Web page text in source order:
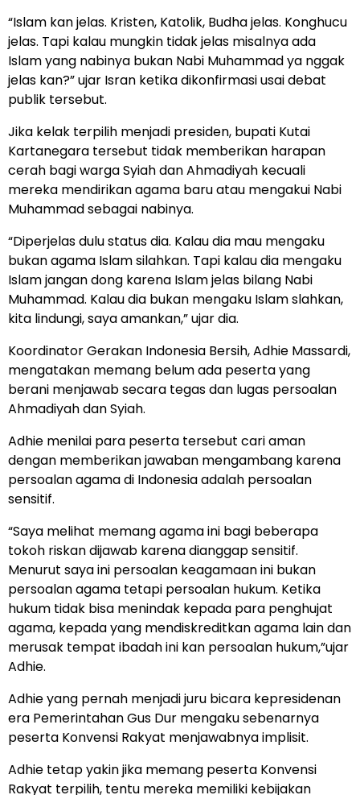
“Islam kan jelas. Kristen, Katolik, Budha jelas. Konghucu
jelas. Tapi kalau mungkin tidak jelas misalnya ada
Islam yang nabinya bukan Nabi Muhammad ya nggak
jelas kan?” ujar Isran ketika dikonfirmasi usai debat
publik tersebut.
Jika kelak terpilih menjadi presiden, bupati Kutai
Kartanegara tersebut tidak memberikan harapan
cerah bagi warga Syiah dan Ahmadiyah kecuali
mereka mendirikan agama baru atau mengakui Nabi
Muhammad sebagai nabinya.
“Diperjelas dulu status dia. Kalau dia mau mengaku
bukan agama Islam silahkan. Tapi kalau dia mengaku
Islam jangan dong karena Islam jelas bilang Nabi
Muhammad. Kalau dia bukan mengaku Islam slahkan,
kita lindungi, saya amankan,” ujar dia.
Koordinator Gerakan Indonesia Bersih, Adhie Massardi,
mengatakan memang belum ada peserta yang
berani menjawab secara tegas dan lugas persoalan
Ahmadiyah dan Syiah.
Adhie menilai para peserta tersebut cari aman
dengan memberikan jawaban mengambang karena
persoalan agama di Indonesia adalah persoalan
sensitif.
“Saya melihat memang agama ini bagi beberapa
tokoh riskan dijawab karena dianggap sensitif.
Menurut saya ini persoalan keagamaan ini bukan
persoalan agama tetapi persoalan hukum. Ketika
hukum tidak bisa menindak kepada para penghujat
agama, kepada yang mendiskreditkan agama lain dan
merusak tempat ibadah ini kan persoalan hukum,”ujar
Adhie.
Adhie yang pernah menjadi juru bicara kepresidenan
era Pemerintahan Gus Dur mengaku sebenarnya
peserta Konvensi Rakyat menjawabnya implisit.
Adhie tetap yakin jika memang peserta Konvensi
Rakyat terpilih, tentu mereka memiliki kebijakan